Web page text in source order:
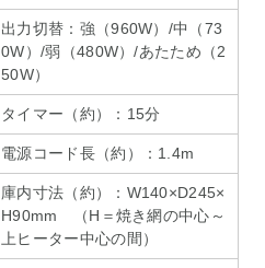
出力切替：強（960W）/中（73
0W）/弱（480W）/あたため（2
50W）
タイマー（約）：15分
電源コード長（約）：1.4m
庫内寸法（約）：W140×D245×
H90mm （H＝焼き網の中心～
上ヒーター中心の間）